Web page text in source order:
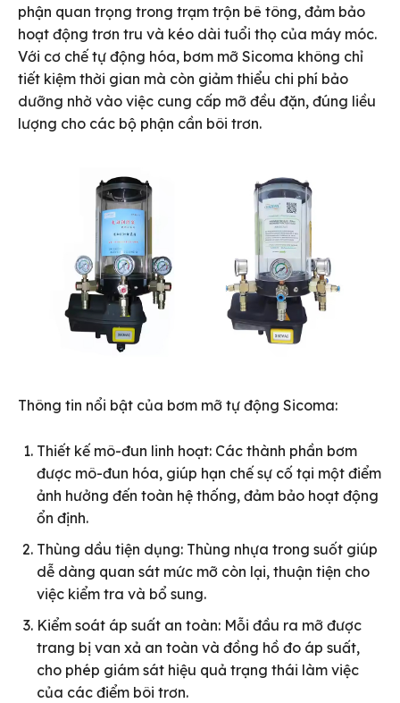
phận quan trọng trong trạm trộn bê tông, đảm bảo
hoạt động trơn tru và kéo dài tuổi thọ của máy móc.
Với cơ chế tự động hóa, bơm mỡ Sicoma không chỉ
tiết kiệm thời gian mà còn giảm thiểu chi phí bảo
dưỡng nhờ vào việc cung cấp mỡ đều đặn, đúng liều
lượng cho các bộ phận cần bôi trơn.
Thông tin nổi bật của bơm mỡ tự động Sicoma:
Thiết kế mô-đun linh hoạt: Các thành phần bơm
được mô-đun hóa, giúp hạn chế sự cố tại một điểm
ảnh hưởng đến toàn hệ thống, đảm bảo hoạt động
ổn định.
Thùng dầu tiện dụng: Thùng nhựa trong suốt giúp
dễ dàng quan sát mức mỡ còn lại, thuận tiện cho
việc kiểm tra và bổ sung.
Kiểm soát áp suất an toàn: Mỗi đầu ra mỡ được
trang bị van xả an toàn và đồng hồ đo áp suất,
cho phép giám sát hiệu quả trạng thái làm việc
của các điểm bôi trơn.